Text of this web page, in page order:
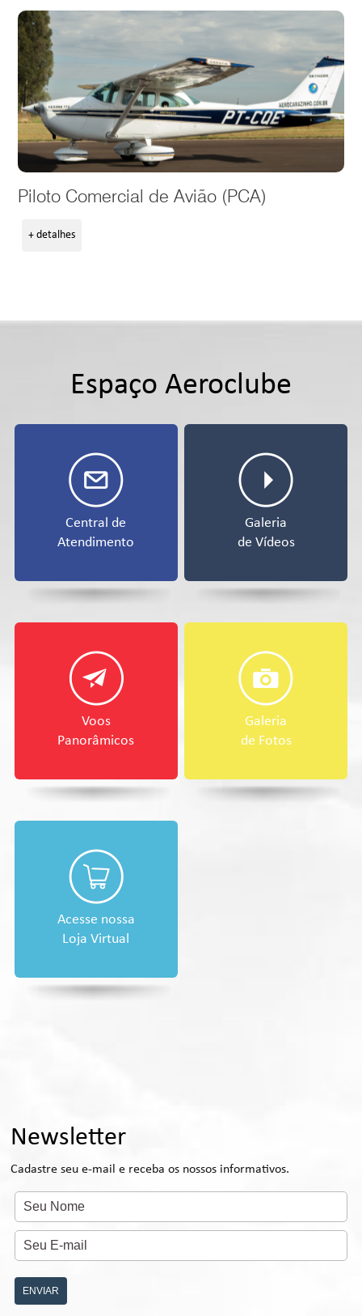
Piloto Comercial de Avião (PCA)
+ detalhes
Espaço Aeroclube
Central de
Atendimento
Galeria
de Vídeos
Voos
Panorâmicos
Galeria
de Fotos
Acesse nossa
Loja Virtual
Newsletter
Cadastre seu e-mail e receba os nossos informativos.
ENVIAR